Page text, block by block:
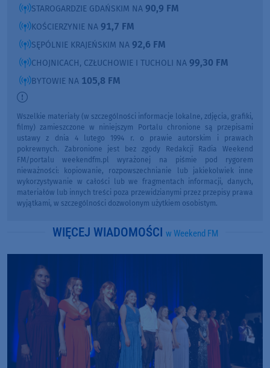
STAROGARDZIE GDAŃSKIM NA 90,9 FM
KOŚCIERZYNIE NA 91,7 FM
SĘPÓLNIE KRAJEŃSKIM NA 92,6 FM
CHOJNICACH, CZŁUCHOWIE I TUCHOLI NA 99,30 FM
BYTOWIE NA 105,8 FM
Wszelkie materiały (w szczególności informacje lokalne, zdjęcia, grafiki,
filmy) zamieszczone w niniejszym Portalu chronione są przepisami
ustawy z dnia 4 lutego 1994 r. o prawie autorskim i prawach
pokrewnych. Zabronione jest bez zgody Redakcji Radia Weekend
FM/portalu weekendfm.pl wyrażonej na piśmie pod rygorem
nieważności: kopiowanie, rozpowszechnianie lub jakiekolwiek inne
wykorzystywanie w całości lub we fragmentach informacji, danych,
materiałów lub innych treści poza przewidzianymi przez przepisy prawa
wyjątkami, w szczególności dozwolonym użytkiem osobistym.
WIĘCEJ WIADOMOŚCI w Weekend FM